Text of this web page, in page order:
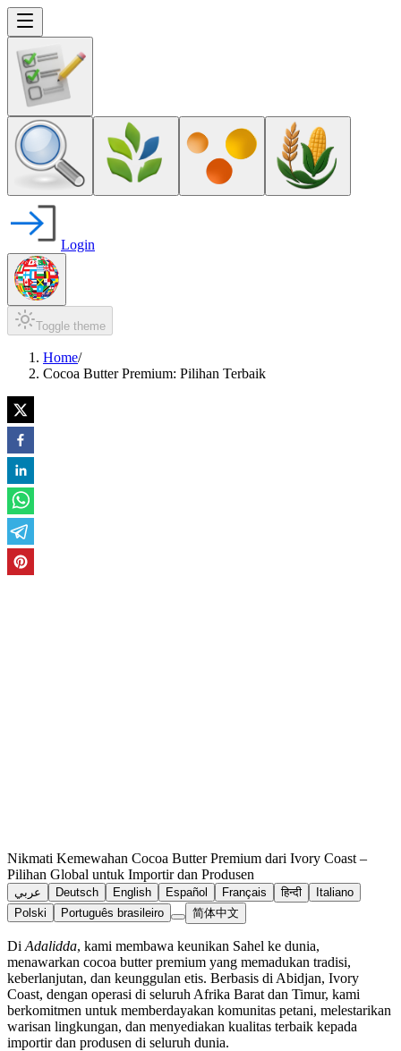
Login
Toggle theme
Home/
Cocoa Butter Premium: Pilihan Terbaik
Nikmati Kemewahan Cocoa Butter Premium dari Ivory Coast –
Pilihan Global untuk Importir dan Produsen
عربي Deutsch English Español Français हिन्दी
Italiano
Polski
Português brasileiro 简体中文
Di Adalidda, kami membawa keunikan Sahel ke dunia,
menawarkan cocoa butter premium yang memadukan tradisi,
keberlanjutan, dan keunggulan etis. Berbasis di Abidjan, Ivory
Coast, dengan operasi di seluruh Afrika Barat dan Timur, kami
berkomitmen untuk memberdayakan komunitas petani, melestarikan
warisan lingkungan, dan menyediakan kualitas terbaik kepada
importir dan produsen di seluruh dunia.